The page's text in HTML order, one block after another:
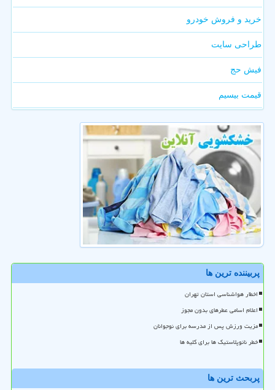
خرید و فروش خودرو
طراحی سایت
فیش حج
قیمت بیسیم
پربیننده ترین ها
اخطار هواشناسی استان تهران
اعلام اسامی عطرهای بدون مجوز
مزیت ورزش پس از مدرسه برای نوجوانان
خطر نانوپلاستیک ها برای کلیه ها
پربحث ترین ها